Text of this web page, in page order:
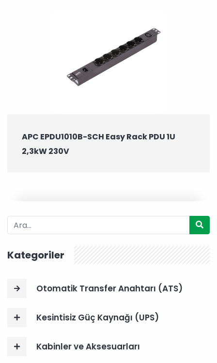
APC EPDU1010B-SCH Easy Rack PDU 1U
2,3kW 230V
Kategoriler
Otomatik Transfer Anahtarı (ATS)
Kesintisiz Güç Kaynağı (UPS)
Kabinler ve Aksesuarları